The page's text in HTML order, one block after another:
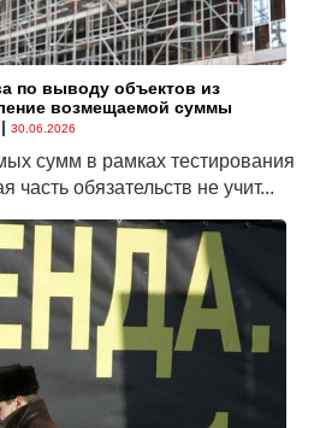
по выводу объектов из
возмещаемой суммы
| 30.06.2026
сумм в рамках тестирования
обязательств не учит...